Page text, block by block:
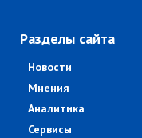
Разделы сайта
Новости
Мнения
Аналитика
Сервисы